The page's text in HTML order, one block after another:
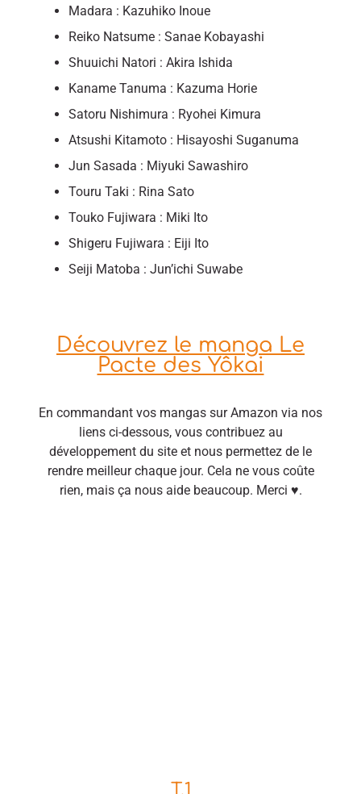
Madara : Kazuhiko Inoue
Reiko Natsume : Sanae Kobayashi
Shuuichi Natori : Akira Ishida
Kaname Tanuma : Kazuma Horie
Satoru Nishimura : Ryohei Kimura
Atsushi Kitamoto : Hisayoshi Suganuma
Jun Sasada : Miyuki Sawashiro
Touru Taki : Rina Sato
Touko Fujiwara : Miki Ito
Shigeru Fujiwara : Eiji Ito
Seiji Matoba : Jun’ichi Suwabe
Découvrez le manga Le
Pacte des Yôkai
En commandant vos mangas sur Amazon via nos
liens ci-dessous, vous contribuez au
développement du site et nous permettez de le
rendre meilleur chaque jour. Cela ne vous coûte
rien, mais ça nous aide beaucoup. Merci ♥.